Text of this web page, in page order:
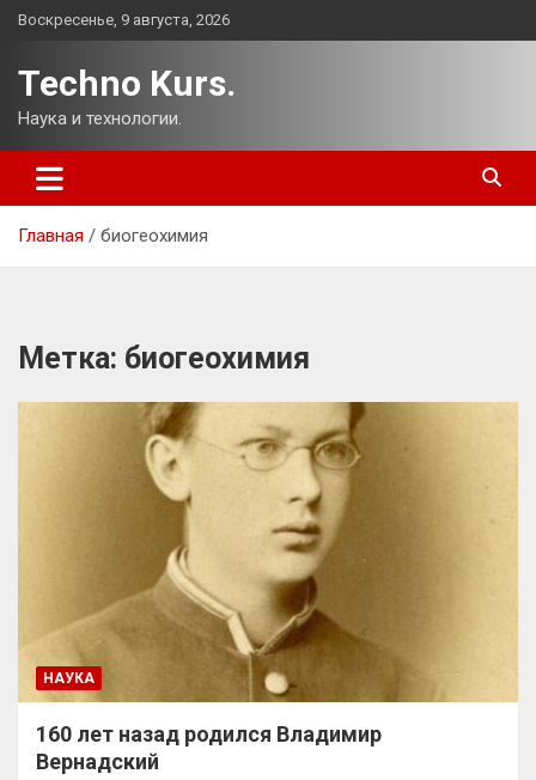
Перейти
Воскресенье, 9 августа, 2026
Techno Kurs.
Наука и технологии.
Главная биогеохимия
Метка: биогеохимия
НАУКА
160 лет назад родился Владимир
Вернадский